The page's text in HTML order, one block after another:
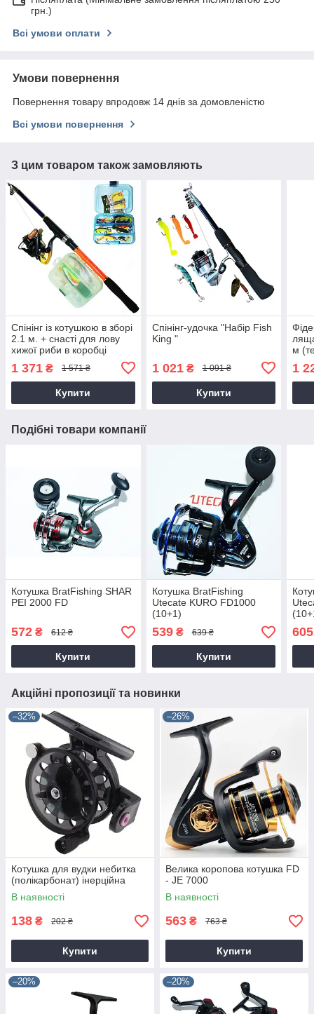
грн.)
Всі умови оплати
Умови повернення
Повернення товару впродовж 14 днів за домовленістю
Всі умови повернення
З цим товаром також замовляють
Спінінг із котушкою в зборі
2.1 м. + снасті для лову
хижої риби в коробці
1 371 ₴ 1 571 ₴
Купити
Спінінг-удочка "Набір Fish
King "
1 021₴ 1 091 ₴
Купити
м
1
Подібні товари компанії
Котушка BratFishing SHAR
PEI 2000 FD
572 ₴ 612 ₴
Купити
Котушка BratFishing
Utecate KURO FD1000
(10+1)
539₴ 639 ₴
Купити
4X
605
Акційні пропозиції та новинки
–32%
Котушка для вудки небитка
(полікарбонат) інерційна
В наявності
138 ₴ 202 ₴
Купити
–26%
Велика коропова котушка FD
- JE 7000
В наявності
563 ₴ 763 ₴
Купити
–20% –20%